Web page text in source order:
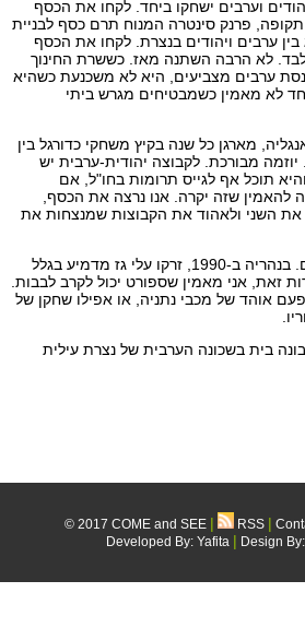
וערבים ישחקו ביחד. לקחו את הכסף
תקופה, פרנק סינטרה המנוח תרם כסף לבניית
בין ערבים ויהודים בנצרת. לקחו את הכסף
לא הרבה השתנה מאז. כששרת החינוך
ערבים מצביעים, היא לא משכנעת כשהיא
לא מאמין כשמבטיחים מגרש ביתי
מארגן כל שנה בקיץ משחקי כדורגל בין
יוזמה מבורכת. לקבוצה יהודית-ערבית יש
והיא תוכל אף לגייס תרומות בחו"ל, אם
שזה יקרה. אנו נרצה את הכסף,
את השני ולאהוד את הקבוצות שמנצחות את
אני הפסקתי ללכת למגרשים. בנהריה ב-1990, זרקו עלי גז מדמיע בגלל
זאת, אני מאמין שספורט יכול לקרב לבבות.
פעם אוהד של מכבי נתניה, או אפילו שחקן של
בית בשכונה הערבית של נצרת עילית
© 2017 COME and SEE | RSS |
Developed By: Yafita | Design